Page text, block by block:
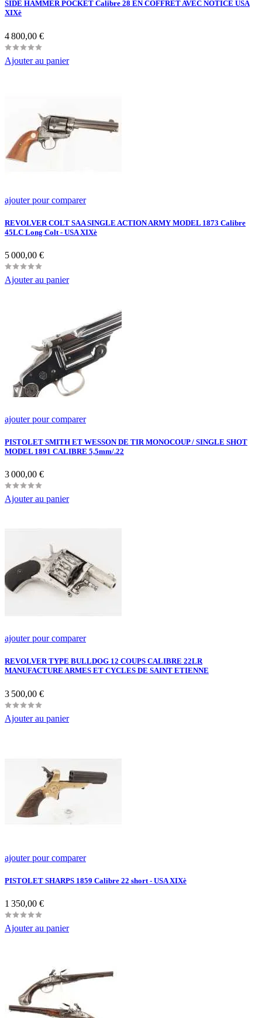
SIDE HAMMER POCKET Calibre 28 EN COFFRET AVEC NOTICE USA
XIXè
Prix
4 800,00 €
Ajouter au panier
ajouter pour comparer
REVOLVER COLT SAA SINGLE ACTION ARMY MODEL 1873 Calibre
45LC Long Colt - USA XIXè
Prix
5 000,00 €
Ajouter au panier
ajouter pour comparer
PISTOLET SMITH ET WESSON DE TIR MONOCOUP / SINGLE SHOT
MODEL 1891 CALIBRE 5,5mm/.22
Prix
3 000,00 €
Ajouter au panier
ajouter pour comparer
REVOLVER TYPE BULLDOG 12 COUPS CALIBRE 22LR
MANUFACTURE ARMES ET CYCLES DE SAINT ETIENNE
Prix
3 500,00 €
Ajouter au panier
ajouter pour comparer
PISTOLET SHARPS 1859 Calibre 22 short - USA XIXè
Prix
1 350,00 €
Ajouter au panier